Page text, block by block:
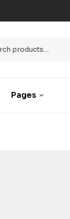
Pages